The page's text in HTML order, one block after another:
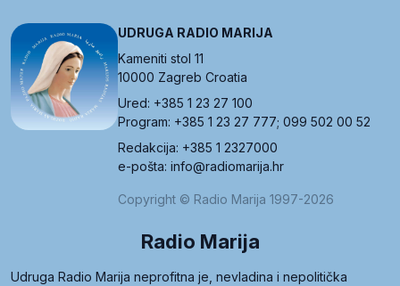
UDRUGA RADIO MARIJA
Kameniti stol 11
10000 Zagreb Croatia
Ured: +385 1 23 27 100
Program: +385 1 23 27 777; 099 502 00 52
Redakcija: +385 1 2327000
e-pošta: info@radiomarija.hr
Copyright © Radio Marija 1997-2026
Radio Marija
Udruga Radio Marija neprofitna je, nevladina i nepolitička